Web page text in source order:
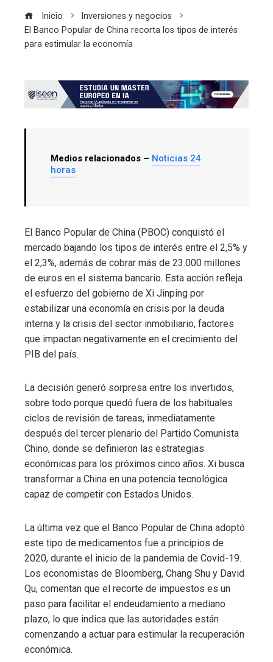
Inicio
Inversiones y negocios
El Banco Popular de China recorta los tipos de interés
para estimular la economía
Medios relacionados – Noticias 24
horas
El Banco Popular de China (PBOC) conquistó el
mercado bajando los tipos de interés entre el 2,5% y
el 2,3%, además de cobrar más de 23.000 millones
de euros en el sistema bancario. Esta acción refleja
el esfuerzo del gobierno de Xi Jinping por
estabilizar una economía en crisis por la deuda
interna y la crisis del sector inmobiliario, factores
que impactan negativamente en el crecimiento del
PIB del país.
La decisión generó sorpresa entre los invertidos,
sobre todo porque quedó fuera de los habituales
ciclos de revisión de tareas, inmediatamente
después del tercer plenario del Partido Comunista
Chino, donde se definieron las estrategias
económicas para los próximos cinco años. Xi busca
transformar a China en una potencia tecnológica
capaz de competir con Estados Unidos.
La última vez que el Banco Popular de China adoptó
este tipo de medicamentos fue a principios de
2020, durante el inicio de la pandemia de Covid-19.
Los economistas de Bloomberg, Chang Shu y David
Qu, comentan que el recorte de impuestos es un
paso para facilitar el endeudamiento a mediano
plazo, lo que indica que las autoridades están
comenzando a actuar para estimular la recuperación
económica.